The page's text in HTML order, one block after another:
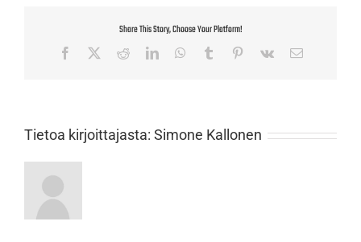
Share This Story, Choose Your Platform!
Facebook RedditLinkedInWhatsApp
Tumblr Pinterest
Vk Sähköposti
Tietoa kirjoittajasta: Simone Kallonen